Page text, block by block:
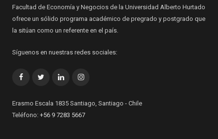
Facultad de Economía y Negocios de la Universidad Alberto Hurtado
ofrece un sólido programa académico de pregrado y postgrado que
la sitúan como un referente en el país.
Síguenos en nuestras redes sociales:
FacebookTwitterLinkedInInstagram
Erasmo Escala 1835 Santiago, Santiago - Chile
Teléfono: +56 9 7283 5667